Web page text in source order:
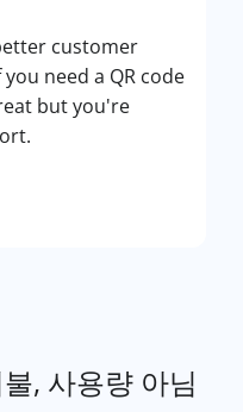
customer
need a QR code
but you're
, 사용량 아님